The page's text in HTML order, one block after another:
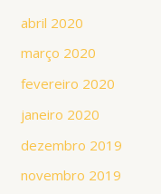
abril 2020
março 2020
fevereiro 2020
janeiro 2020
dezembro 2019
novembro 2019